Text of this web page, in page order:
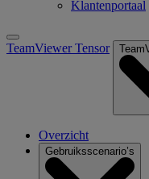
Klantenportaal
TeamViewer Tensor
Overzicht
Gebruiksscenario’s